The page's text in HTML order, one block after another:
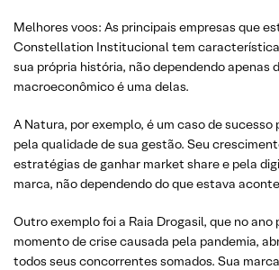
Melhores voos: As principais empresas que
Constellation Institucional tem
sua própria história, não dependendo apenas
macroeconômico é uma delas.
A Natura, por exemplo, é um caso de
pela qualidade de sua gestão. Seu
estratégias de ganhar market share e pela
marca, não dependendo do que estava
Outro exemplo foi a Raia Drogasil, que no ano
momento de crise causada pela pandemia,
todos seus concorrentes somados. Sua